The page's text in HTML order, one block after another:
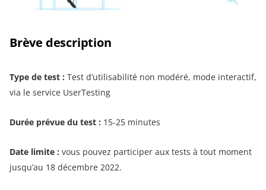
Brève description
Type de test : Test d’utilisabilité non modéré, mode interactif,
via le service UserTesting
Durée prévue du test : 15-25 minutes
Date limite : vous pouvez participer aux tests à tout moment
jusqu’au 18 décembre 2022.